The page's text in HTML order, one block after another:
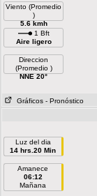
Viento (Promedio
)
5.6 kmh
1 Bft
Aire ligero
Direccion
(Promedio )
NNE 20°
Gráficos - Pronóstico
Luz del dia
14 hrs.20 Min
Amanece
06:12
Mañana